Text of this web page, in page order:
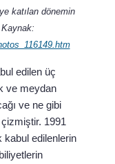
katılan dönemin
Kaynak:
edilen üç
ve meydan
ve ne gibi
1991
kabul edilenlerin